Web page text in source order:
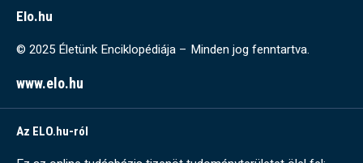
Elo.hu
© 2025 Életünk Enciklopédiája – Minden jog fenntartva.
www.elo.hu
Az ELO.hu-ról